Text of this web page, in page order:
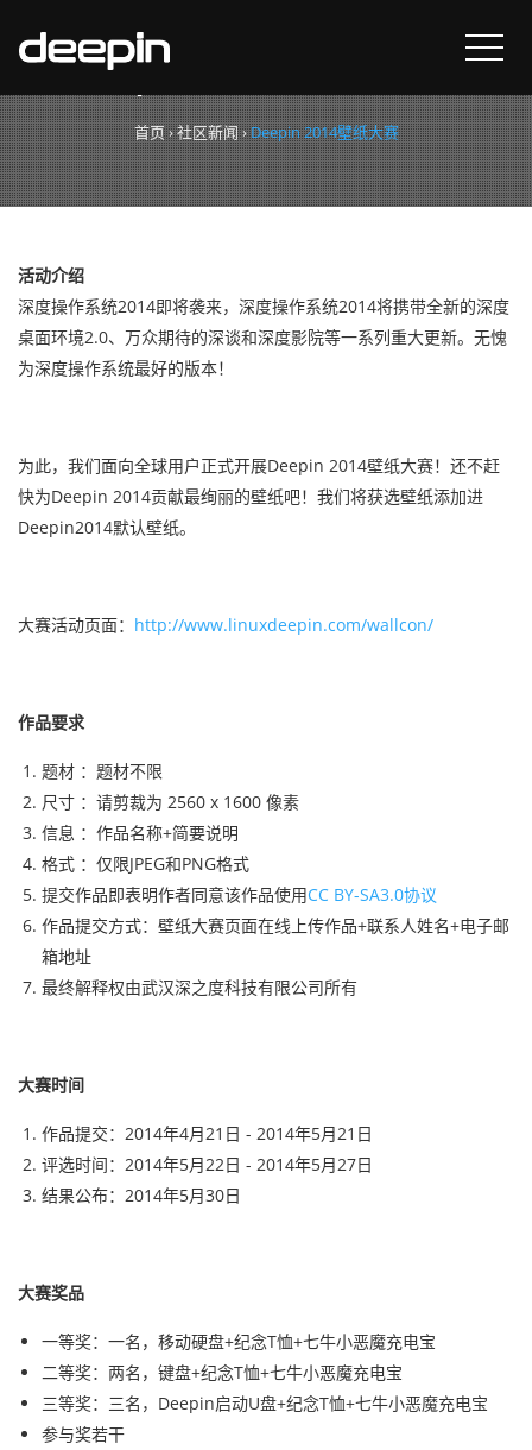
Deepin 2014壁纸大赛
首页›社区新闻›Deepin 2014壁纸大赛
活动介绍
深度操作系统2014即将袭来，深度操作系统2014将携带全新的深度
桌面环境2.0、万众期待的深谈和深度影院等一系列重大更新。无愧
为深度操作系统最好的版本！
为此，我们面向全球用户正式开展Deepin 2014壁纸大赛！还不赶
快为Deepin 2014贡献最绚丽的壁纸吧！我们将获选壁纸添加进
Deepin2014默认壁纸。
大赛活动页面： http://www.linuxdeepin.com/wallcon/
作品要求
题材 ：题材不限
尺寸 ：请剪裁为 2560 x 1600 像素
信息 ：作品名称+简要说明
格式 ：仅限JPEG和PNG格式
提交作品即表明作者同意该作品使用CC BY-SA3.0协议
作品提交方式：壁纸大赛页面在线上传作品+联系人姓名+电子邮
箱地址
最终解释权由武汉深之度科技有限公司所有
大赛时间
作品提交：2014年4月21日 - 2014年5月21日
评选时间：2014年5月22日 - 2014年5月27日
结果公布：2014年5月30日
大赛奖品
一等奖：一名，移动硬盘+纪念T恤+七牛小恶魔充电宝
二等奖：两名，键盘+纪念T恤+七牛小恶魔充电宝
三等奖：三名，Deepin启动U盘+纪念T恤+七牛小恶魔充电宝
参与奖若干